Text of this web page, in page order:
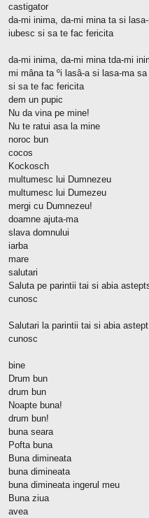
castigator
da-mi inima, da-mi mina ta si
iubesc si sa te fac fericita
da-mi inima, da-mi mina tda-mi
mi mâna ta ºi lasâ-a si lasa-ma
si sa te fac fericita
dem un pupic
Nu da vina pe mine!
Nu te ratui asa la mine
noroc bun
cocos
Kockosch
multumesc lui Dumnezeu
multumesc lui Dumezeu
mergi cu Dumnezeu!
doamne ajuta-ma
slava domnului
iarba
mare
salutari
Saluta pe parintii tai si abia
cunosc
Salutari la parintii tai si abia
cunosc
bine
Drum bun
drum bun
Noapte buna!
drum bun!
buna seara
Pofta buna
Buna dimineata
buna dimineata
buna dimineata ingerul meu
Buna ziua
avea